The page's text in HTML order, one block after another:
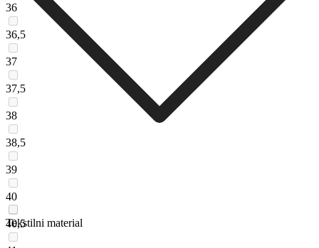
36
36,5
37
37,5
38
38,5
39
40
40,5
Tekstilni material